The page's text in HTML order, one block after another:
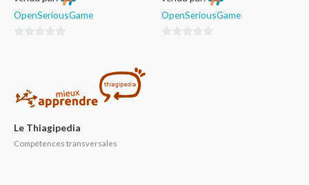
OpenSeriousGame
OpenSeriousGame
Le Thiagipedia
Compétences transversales